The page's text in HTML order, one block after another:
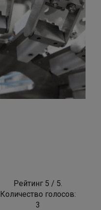
Рейтинг 5 / 5.
Количество голосов:
3